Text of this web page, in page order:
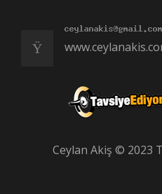
Ceylan Akiş © 2023